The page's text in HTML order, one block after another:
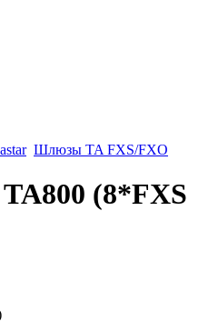
Шлюзы TA FXS/FXO
(8*FXS